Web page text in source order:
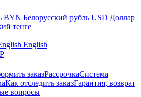
BYN Белорусский рубль USD Доллар
тенге
English
заказРассрочкаСистема
Как отследить заказГарантия, возврат
вопросы